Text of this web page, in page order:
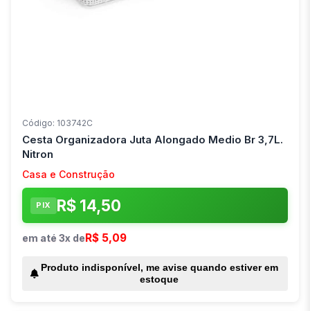
Código: 103742C
Cesta Organizadora Juta Alongado Medio Br 3,7L.
Nitron
Casa e Construção
PIX R$ 14,50
em até 3x de R$ 5,09
Produto indisponível, me avise quando estiver em
estoque